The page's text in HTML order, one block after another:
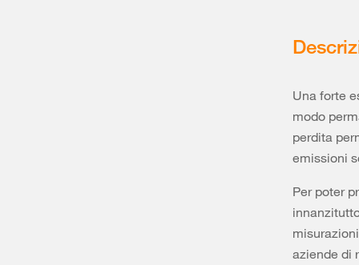
Una forte
modo
perdita
emissioni
Per poter
aziende di